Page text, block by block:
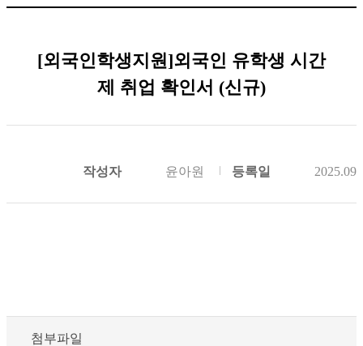
[외국인학생지원]외국인 유학생 시간
제 취업 확인서 (신규)
작성자 윤아원 등록일
첨부파일